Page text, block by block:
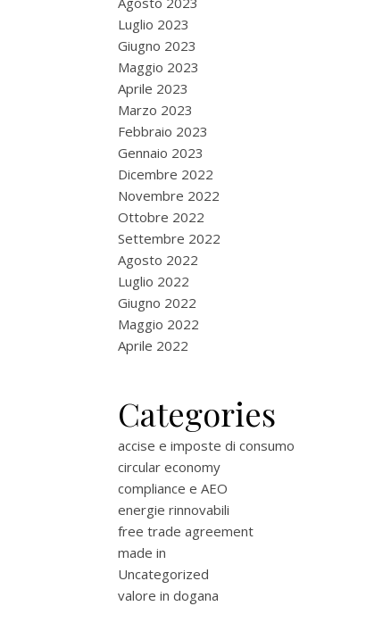
Luglio 2023
Giugno 2023
Maggio 2023
Aprile 2023
Marzo 2023
Febbraio 2023
Gennaio 2023
Dicembre 2022
Novembre 2022
Ottobre 2022
Settembre 2022
Agosto 2022
Luglio 2022
Giugno 2022
Maggio 2022
Aprile 2022
Categories
accise e imposte di consumo
circular economy
compliance e AEO
energie rinnovabili
free trade agreement
made in
Uncategorized
valore in dogana